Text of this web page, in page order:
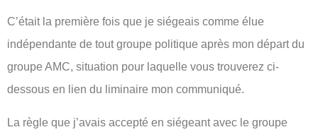
C’était la première fois que je siégeais comme élue
indépendante de tout groupe politique après mon départ du
groupe AMC, situation pour laquelle vous trouverez ci-
dessous en lien du liminaire mon communiqué.
La règle que j’avais accepté en siégeant avec le groupe